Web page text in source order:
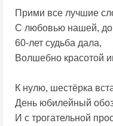
Прими все лучшие
С любовью нашей,
60-лет судьба дала,
Волшебно красотой
К нулю, шестёрка
День юбилейный
И с трогательной